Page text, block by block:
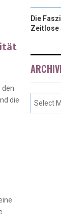
den
die
Die
Zeitlose